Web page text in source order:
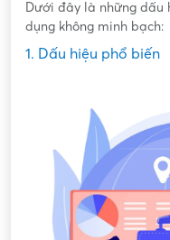
Dưới đây là những dấu
dụng không minh bạch:
1. Dấu hiệu phổ biến